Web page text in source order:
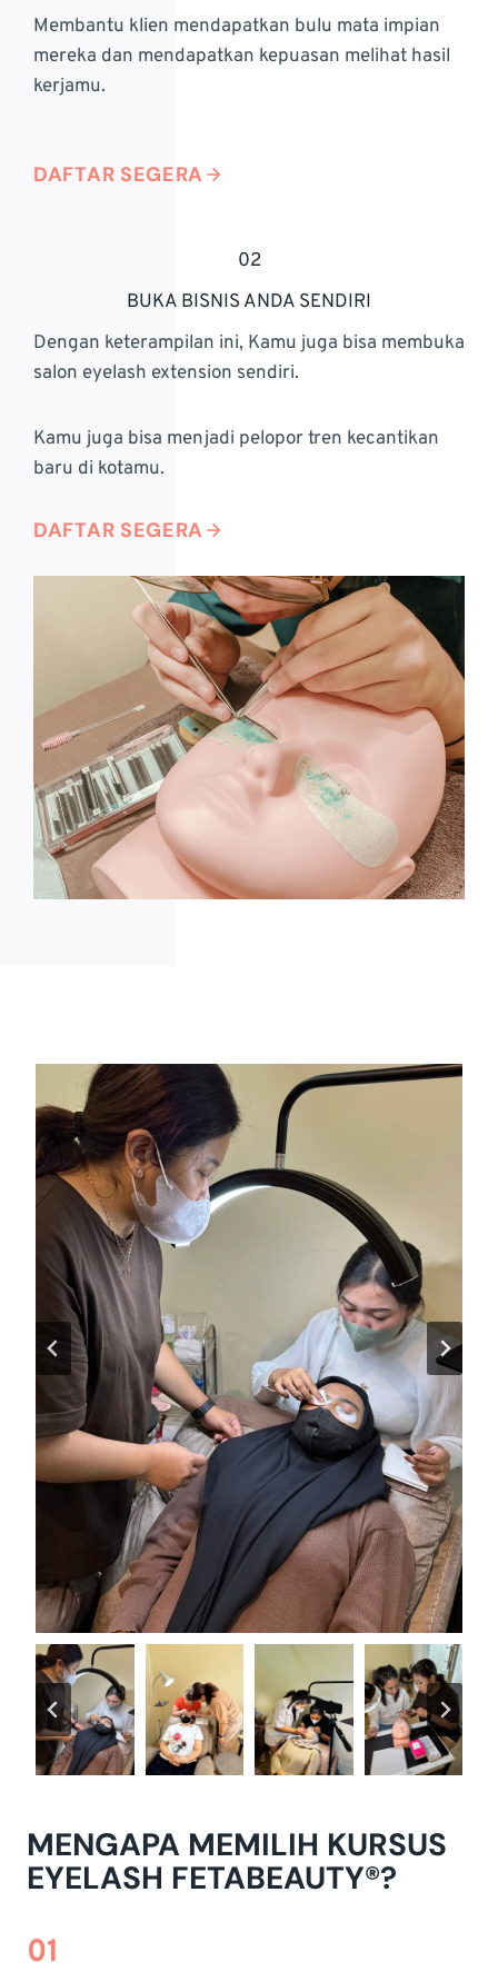
Membantu klien mendapatkan bulu mata impian
mereka dan mendapatkan kepuasan melihat hasil
kerjamu.
DAFTAR SEGERA
02
BUKA BISNIS ANDA SENDIRI
Dengan keterampilan ini, Kamu juga bisa membuka
salon eyelash extension sendiri.
Kamu juga bisa menjadi pelopor tren kecantikan
baru di kotamu.
DAFTAR SEGERA
MENGAPA MEMILIH KURSUS
EYELASH FETABEAUTY®?
01